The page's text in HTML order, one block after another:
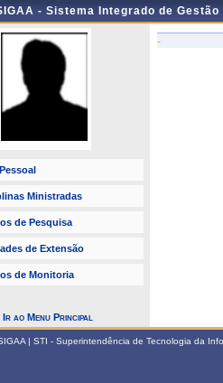
- Sistema Integrado de
Ministradas
de Pesquisa
de Extensão
de Monitoria
Ir ao Menu Principal
-
| STI - Superintendência de Tecnologia da